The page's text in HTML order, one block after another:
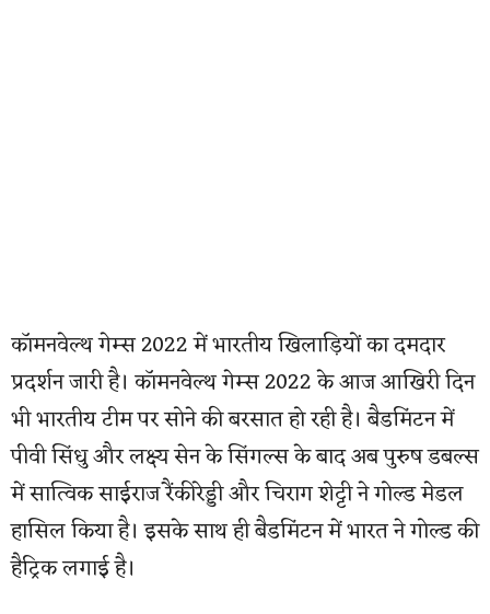
कॉमनवेल्थ गेम्स 2022 में भारतीय खिलाड़ियों का दमदार
प्रदर्शन जारी है। कॉमनवेल्थ गेम्स 2022 के आज आखिरी दिन
भी भारतीय टीम पर सोने की बरसात हो रही है। बैडमिंटन में
पीवी सिंधु और लक्ष्य सेन के सिंगल्स के बाद अब पुरुष डबल्स
में सात्विक साईराज रैंकीरेड्डी और चिराग शेट्टी ने गोल्ड मेडल
हासिल किया है। इसके साथ ही बैडमिंटन में भारत ने गोल्ड की
हैट्रिक लगाई है।